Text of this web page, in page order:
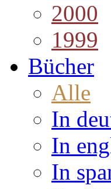
2000
1999
Bücher
Alle
In
In
In